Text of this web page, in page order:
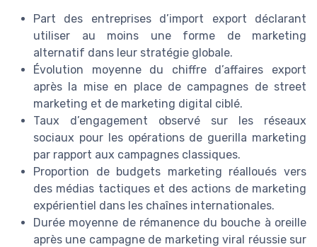
Part des entreprises d’import export déclarant
utiliser au moins une forme de marketing
alternatif dans leur stratégie globale.
Évolution moyenne du chiffre d’affaires export
après la mise en place de campagnes de street
marketing et de marketing digital ciblé.
Taux d’engagement observé sur les réseaux
sociaux pour les opérations de guerilla marketing
par rapport aux campagnes classiques.
Proportion de budgets marketing réalloués vers
des médias tactiques et des actions de marketing
expérientiel dans les chaînes internationales.
Durée moyenne de rémanence du bouche à oreille
après une campagne de marketing viral réussie sur